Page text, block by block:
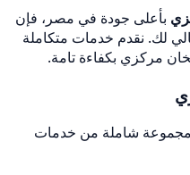
بأعلى جودة في مصر، فإن
لك. نقدم خدمات متكاملة
مركزي بكفاءة تامة.
شاملة من خدمات